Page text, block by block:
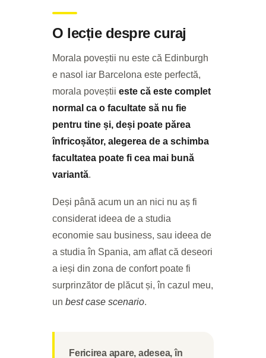
O lecție despre curaj
Morala poveștii nu este că Edinburgh
e nasol iar Barcelona este perfectă,
morala poveștii este că este complet
normal ca o facultate să nu fie
pentru tine și, deși poate părea
înfricoșător, alegerea de a schimba
facultatea poate fi cea mai bună
variantă.
Deși până acum un an nici nu aș fi
considerat ideea de a studia
economie sau business, sau ideea de
a studia în Spania, am aflat că deseori
a ieși din zona de confort poate fi
surprinzător de plăcut și, în cazul meu,
un best case scenario.
Fericirea apare, adesea, în